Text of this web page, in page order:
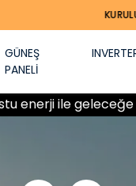
GÜNEŞ
PANELİ
yatırım